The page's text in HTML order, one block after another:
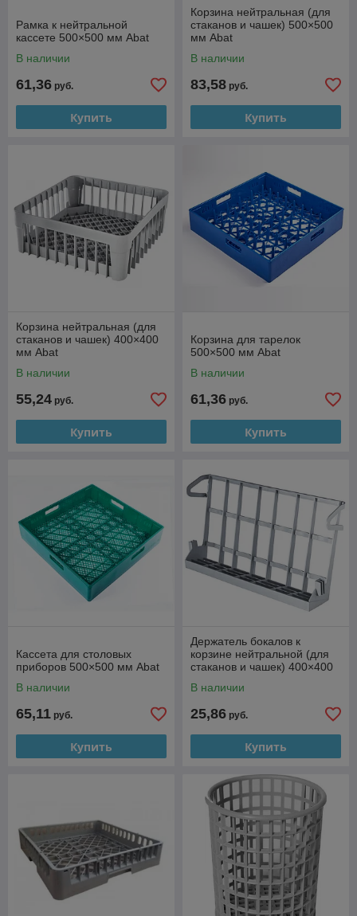
Рамка к нейтральной
кассете 500×500 мм Abat
В наличии
61,36 руб.
Купить
Корзина нейтральная (для
стаканов и чашек) 500×500
мм Abat
В наличии
83,58 руб.
Купить
Корзина нейтральная (для
стаканов и чашек) 400×400
мм Abat
В наличии
55,24 руб.
Купить
Корзина для тарелок
500×500 мм Abat
В наличии
61,36 руб.
Купить
Кассета для столовых
приборов 500×500 мм Abat
В наличии
65,11 руб.
Купить
Держатель бокалов к
корзине нейтральной (для
стаканов и чашек) 400×400
В наличии
25,86 руб.
Купить